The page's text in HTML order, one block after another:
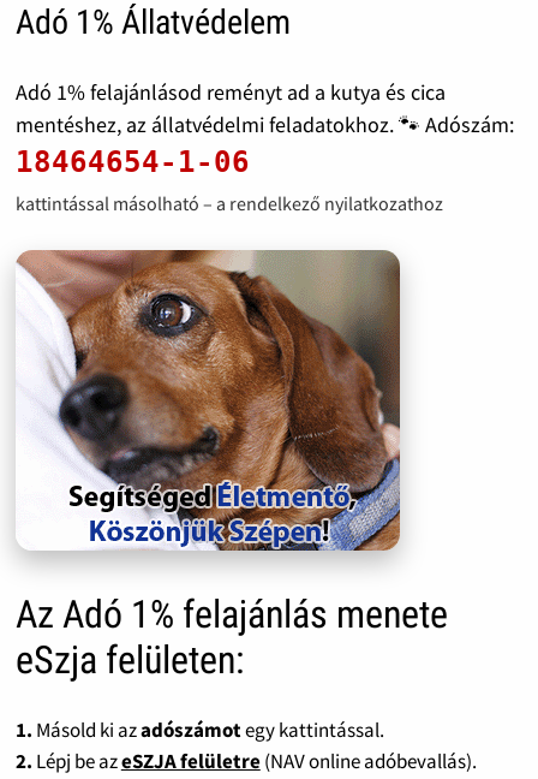
Adó 1% Állatvédelem
Adó 1% felajánlásod reményt ad a kutya és cica
mentéshez, az állatvédelmi feladatokhoz. 🐾 Adószám:
18464654-1-06
kattintással másolható – a rendelkező nyilatkozathoz
Az Adó 1% felajánlás menete
eSzja felületen:
1. Másold ki azadószámotegy kattintással.
2. Lépj be azeSZJA felületre(NAV online adóbevallás).